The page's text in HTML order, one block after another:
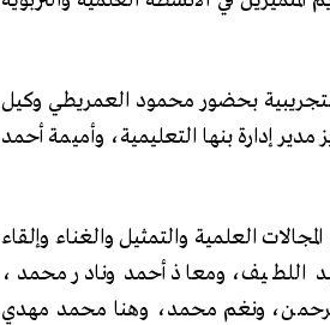
بحضور محمود العمريطي وكيل
مدير إدارة بنها التعليمية، وأميمة أحمد
العلمية والتمثيل والغناء وإلقاء
ومعاذ أحمد ونادر محمد،
ونغم محمد، وهنا محمد مهدي